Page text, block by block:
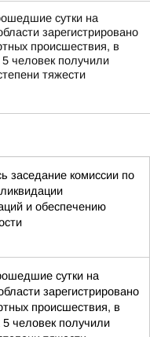
сутки на
зарегистрировано
происшествия, в
5 человек получили
тяжести
заседание комиссии по
и обеспечению
сутки на
зарегистрировано
происшествия, в
5 человек получили